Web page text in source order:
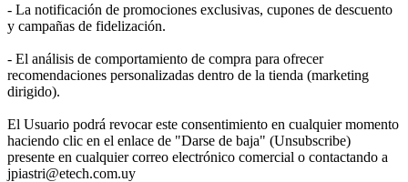
- La notificación de promociones exclusivas, cupones de descuento
y campañas de fidelización.
- El análisis de comportamiento de compra para ofrecer
recomendaciones personalizadas dentro de la tienda (marketing
dirigido).
El Usuario podrá revocar este consentimiento en cualquier momento
haciendo clic en el enlace de "Darse de baja" (Unsubscribe)
presente en cualquier correo electrónico comercial o contactando a
jpiastri@etech.com.uy